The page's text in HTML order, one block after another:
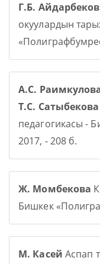
Г.Б. Айдарбеков
окуулардын
А.С.
Т.С. Сатыбекова
педагогикасы -
2017, - 208 б.
Ж. Момбекова
Бишкек
М. Касей Аспап